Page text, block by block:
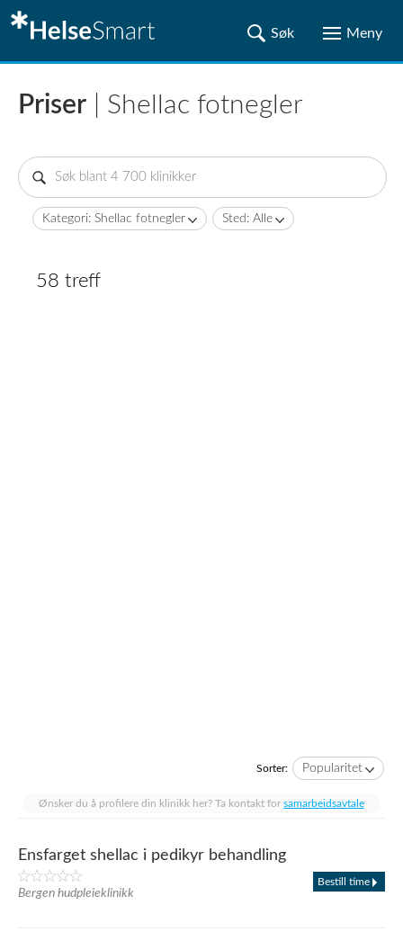
Priser | Shellac fotnegler
Kategori: Shellac fotnegler Sted: Alle
58 treff
Sorter: Popularitet
Ønsker du å profilere din klinikk her? Ta kontakt for samarbeidsavtale
Ensfarget shellac i pedikyr behandling
Bergen hudpleieklinikk
Bestill time